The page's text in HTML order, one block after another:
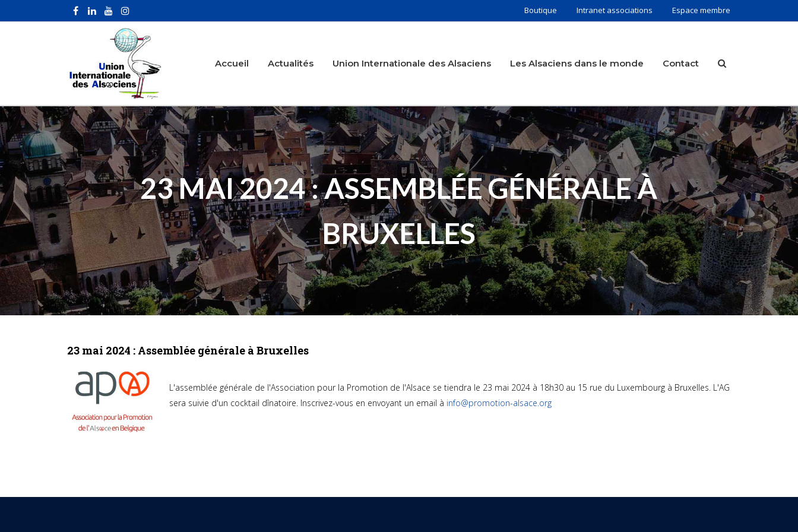
Boutique Intranet associations Espace membre
Accueil Actualités Union Internationale des Alsaciens Les Alsaciens dans le monde Contact
23 MAI 2024 : ASSEMBLÉE GÉNÉRALE À
BRUXELLES
23 mai 2024 : Assemblée générale à Bruxelles
L'assemblée générale de l'Association pour la Promotion de l'Alsace se tiendra le 23 mai 2024 à 18h30 au 15 rue du Luxembourg à Bruxelles. L'AG
sera suivie d'un cocktail dînatoire. Inscrivez-vous en envoyant un email à info@promotion-alsace.org